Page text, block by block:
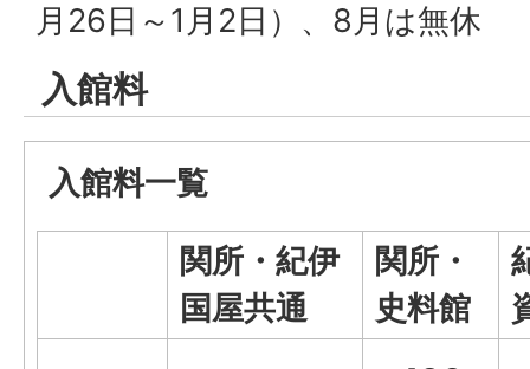
月26日～1月2日）、8月は無休
入館料
入館料一覧
関所・紀伊
国屋共通
関所・
史料館